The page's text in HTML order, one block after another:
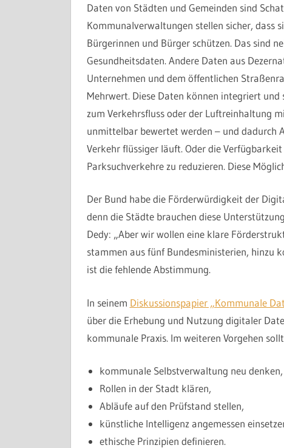
Daten von Städten und Gemeinden sind
Kommunalverwaltungen stellen sicher, dass
Bürgerinnen und Bürger schützen. Das sind
Gesundheitsdaten. Andere Daten aus
Unternehmen und dem öffentlichen
Mehrwert. Diese Daten können integriert
zum Verkehrsfluss oder der Luftreinhaltung
unmittelbar bewertet werden – und dadurch
Verkehr flüssiger läuft. Oder die
Parksuchverkehre zu reduzieren. Diese
Der Bund habe die Förderwürdigkeit der
denn die Städte brauchen diese
Dedy: „Aber wir wollen eine klare
stammen aus fünf Bundesministerien, hinzu
ist die fehlende Abstimmung.
In seinem Diskussionspapier „Kommunale
über die Erhebung und Nutzung digitaler
kommunale Praxis. Im weiteren Vorgehen
kommunale Selbstverwaltung neu denken,
Rollen in der Stadt klären,
Abläufe auf den Prüfstand stellen,
künstliche Intelligenz angemessen
ethische Prinzipien definieren.